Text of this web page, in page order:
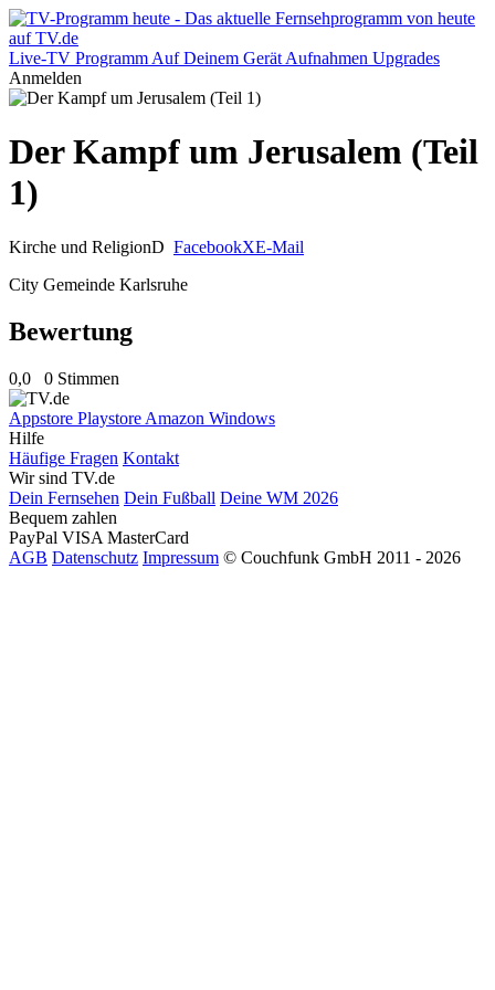
Live-TV Programm Auf Deinem Gerät Aufnahmen Upgrades
Anmelden
Der Kampf um Jerusalem (Teil
1)
Kirche und ReligionD FacebookXE-Mail
City Gemeinde Karlsruhe
Bewertung
0,0 0 Stimmen
Appstore Playstore Amazon Windows
Hilfe
Häufige Fragen Kontakt
Wir sind TV.de
Dein Fernsehen Dein Fußball Deine WM 2026
Bequem zahlen
PayPal VISA MasterCard
AGB Datenschutz Impressum © Couchfunk GmbH 2011 - 2026